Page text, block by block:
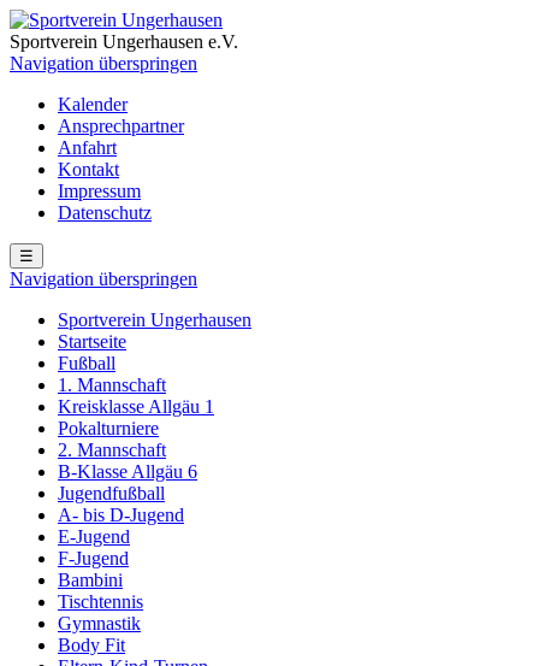
Sportverein Ungerhausen e.V.
Navigation überspringen
Kalender
Ansprechpartner
Anfahrt
Kontakt
Impressum
Datenschutz
☰
Navigation überspringen
Sportverein Ungerhausen
Startseite
Fußball
1. Mannschaft
Kreisklasse Allgäu 1
Pokalturniere
2. Mannschaft
B-Klasse Allgäu 6
Jugendfußball
A- bis D-Jugend
E-Jugend
F-Jugend
Bambini
Tischtennis
Gymnastik
Body Fit